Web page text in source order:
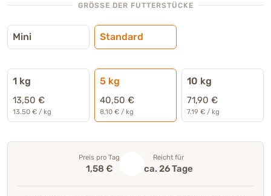
GRÖSSE DER FUTTERSTÜCKE
Mini Standard
1 kg
13,50 €
13.50 € / kg
5 kg
40,50 €
8,10 € / kg
10 kg
71,90 €
7.19 € / kg
Preis pro Tag
1,58 €
Reicht für
ca. 26 Tage